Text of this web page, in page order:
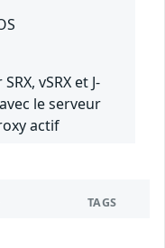
vSRX et J-
le serveur
actif
TAGS